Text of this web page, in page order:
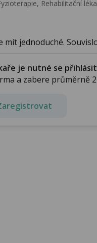
Rehabilitační
mít jednoduché.
je nutné se
a zabere průměrně